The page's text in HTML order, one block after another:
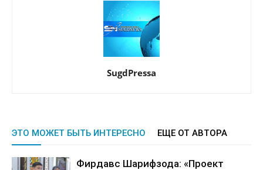
SugdPressa
ЭТО МОЖЕТ БЫТЬ ИНТЕРЕСНО ЕЩЕ ОТ АВТОРА
Фирдавс Шарифзода: «Проект